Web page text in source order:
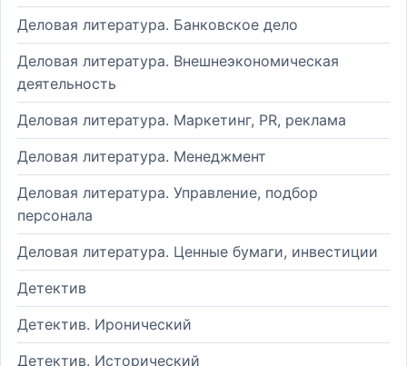
Деловая литература. Банковское дело
Деловая литература. Внешнеэкономическая
деятельность
Деловая литература. Маркетинг, PR, реклама
Деловая литература. Менеджмент
Деловая литература. Управление, подбор
персонала
Деловая литература. Ценные бумаги, инвестиции
Детектив
Детектив. Иронический
Детектив. Исторический